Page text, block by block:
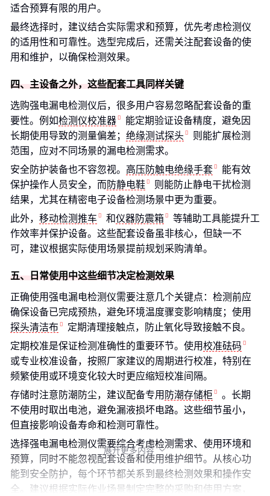
适合预算有限的用户。
最终选择时，建议结合实际需求和预算，优先考虑检测仪
的适用性和可靠性。选型完成后，还需关注配套设备的使
用和维护，以确保检测效果。
四、主设备之外，这些配套工具同样关键
选购强电漏电检测仪后，很多用户容易忽略配套设备的重
要性。例如检测仪校准器
能定期验证设备精度，避免因
长期使用导致的测量偏差； 绝缘测试探头
则能扩展检测
范围，应对不同场景的漏电检测需求。
安全防护装备也不容忽视。 高压防触电绝缘手套
能有效
保护操作人员安全，而 防静电鞋
则能防止静电干扰检测
结果，尤其在精密电子设备检测场景中更为重要。
此外， 移动检测推车 和仪器防震箱
等辅助工具能提升工
作效率并保护设备。这些配套设备虽非核心，但缺一不
可，建议根据实际使用场景提前规划采购清单。
五、日常使用中这些细节决定检测效果
正确使用强电漏电检测仪需要注意几个关键点：检测前应
确保设备已完成预热，避免环境温度骤变影响精度；使用
探头清洁布
定期清理接触点，防止氧化导致接触不良。
定期校准是保证检测准确性的重要环节。使用校准砝码
或专业校准设备，按照厂家建议的周期进行校准，特别在
频繁使用或环境变化较大时更应缩短校准间隔。
存储时注意防潮防尘，建议配备专用 防潮存储柜
。长期
不使用时取出电池，避免漏液损坏电路。这些细节虽小，
但直接影响设备寿命和检测可靠性。
选择强电漏电检测仪需要综合考虑检测需求、使用环境和
预算，同时不能忽视配套设备和使用维护细节。从核心功
能到安全防护，每个环节都关系到最终检测效果和操作安
全。建议根据实际作业场景制定完整的采购和使用方案，
展开更多内容 